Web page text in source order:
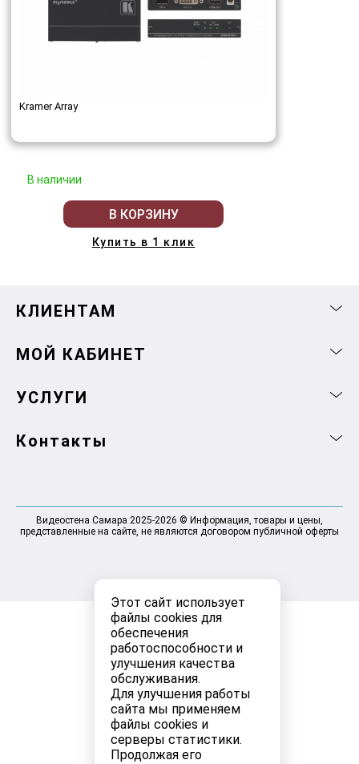
Этот сайт использует
файлы cookies для
обеспечения
работоспособности и
улучшения качества
обслуживания.
Для улучшения работы
сайта мы применяем
файлы cookies и
серверы статистики.
Продолжая его
Kramer Array
В наличии
В КОРЗИНУ
Купить в 1 клик
КЛИЕНТАМ
МОЙ КАБИНЕТ
УСЛУГИ
Контакты
Видеостена Самара 2025-2026 © Информация, товары и цены,
представленные на сайте, не являются договором публичной оферты